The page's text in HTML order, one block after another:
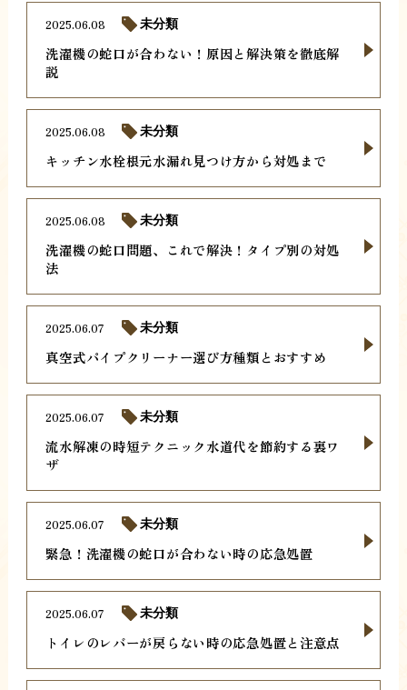
洗濯機の蛇口が合わない！原因と解決策を徹底解
説
2025.06.08 未分類
キッチン水栓根元水漏れ見つけ方から対処まで
2025.06.08 未分類
洗濯機の蛇口問題、これで解決！タイプ別の対処
法
2025.06.08 未分類
真空式パイプクリーナー選び方種類とおすすめ
2025.06.07 未分類
流水解凍の時短テクニック水道代を節約する裏ワ
ザ
2025.06.07 未分類
緊急！洗濯機の蛇口が合わない時の応急処置
2025.06.07 未分類
トイレのレバーが戻らない時の応急処置と注意点
2025.06.07 未分類